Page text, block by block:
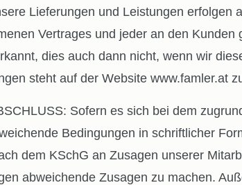
Lieferungen und Leistungen
Vertrages und jeder an den
dies auch dann nicht, wenn wir
steht auf der Website www.famler.at
Sofern es sich bei dem
Bedingungen in schriftlicher
dem KSchG an Zusagen unserer
abweichende Zusagen zu machen.